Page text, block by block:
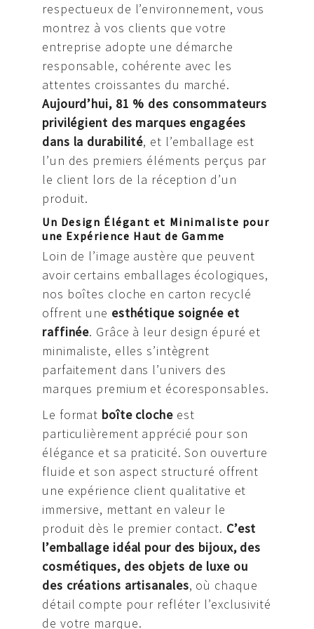
respectueux de l’environnement, vous
montrez à vos clients que votre
entreprise adopte une démarche
responsable, cohérente avec les
attentes croissantes du marché.
Aujourd’hui, 81 % des consommateurs
privilégient des marques engagées
dans la durabilité, et l’emballage est
l’un des premiers éléments perçus par
le client lors de la réception d’un
produit.
Un Design Élégant et Minimaliste pour
une Expérience Haut de Gamme
Loin de l’image austère que peuvent
avoir certains emballages écologiques,
nos boîtes cloche en carton recyclé
offrent une esthétique soignée et
raffinée. Grâce à leur design épuré et
minimaliste, elles s’intègrent
parfaitement dans l’univers des
marques premium et écoresponsables.
Le format boîte clocheest
particulièrement apprécié pour son
élégance et sa praticité. Son ouverture
fluide et son aspect structuré offrent
une expérience client qualitative et
immersive, mettant en valeur le
produit dès le premier contact. C’est
l’emballage idéal pour des bijoux, des
cosmétiques, des objets de luxe ou
des créations artisanales, où chaque
détail compte pour refléter l’exclusivité
de votre marque.